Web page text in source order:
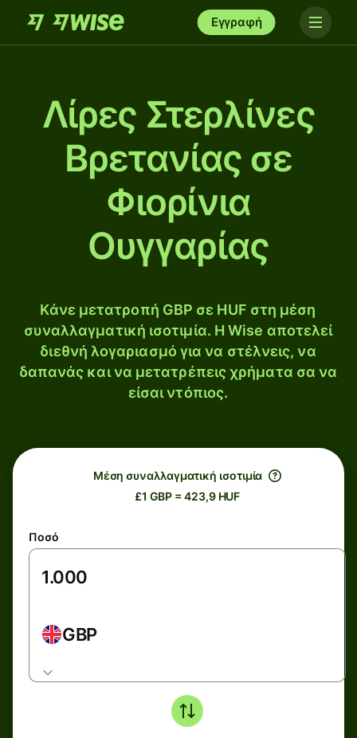
Εγγραφή
Λίρες Στερλίνες
Βρετανίας σε
Φιορίνια
Ουγγαρίας
Κάνε μετατροπή GBP σε HUF στη μέση
συναλλαγματική ισοτιμία. Η Wise αποτελεί
διεθνή λογαριασμό για να στέλνεις, να
δαπανάς και να μετατρέπεις χρήματα σα να
είσαι ντόπιος.
Μέση συναλλαγματική ισοτιμία
£1 GBP = 423,9 HUF
Ποσό
GBP